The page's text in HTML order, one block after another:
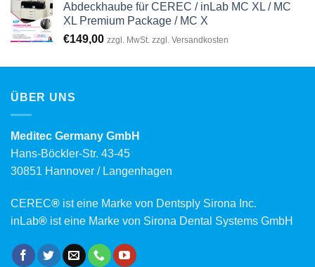
Abdeckhaube für CEREC / inLab MC XL / MC
XL Premium Package / MC X
€149,00 zzgl. MwSt. zzgl. Versandkosten
ÜBER UNS
Meditec Germany GmbH
Hans-Böckler-Str. 43-45
30851 Hannover / Langenhagen
CEREC® ist eine Marke von Dentsply Sirona Inc.
inLab® ist eine Marke von Sirona Dental Systems GmbH